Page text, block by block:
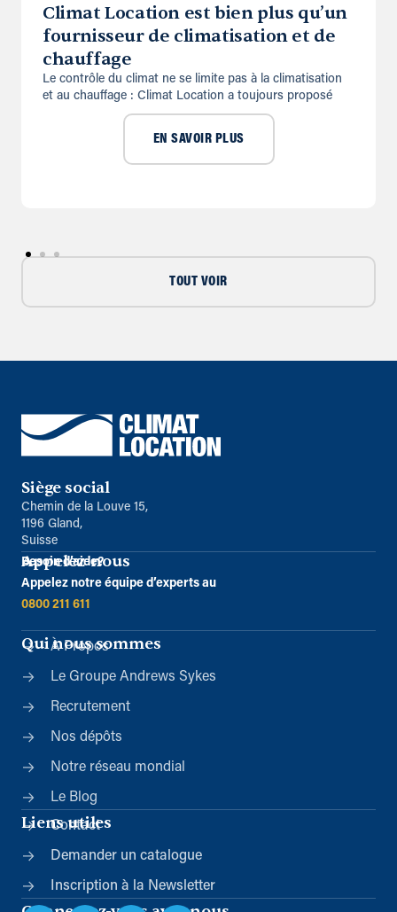
Climat Location est bien plus qu’un
fournisseur de climatisation et de
chauffage
Le contrôle du climat ne se limite pas à la climatisation
et au chauffage : Climat Location a toujours proposé
EN SAVOIR PLUS
TOUT VOIR
Siège social
Chemin de la Louve 15,
1196 Gland,
Suisse
Appelez-nous
Besoin d’aide?
Appelez notre équipe d’experts au
0800 211 611
Qui nous sommes
À Propos
Le Groupe Andrews Sykes
Recrutement
Nos dépôts
Notre réseau mondial
Le Blog
Liens utiles
Contact
Demander un catalogue
Inscription à la Newsletter